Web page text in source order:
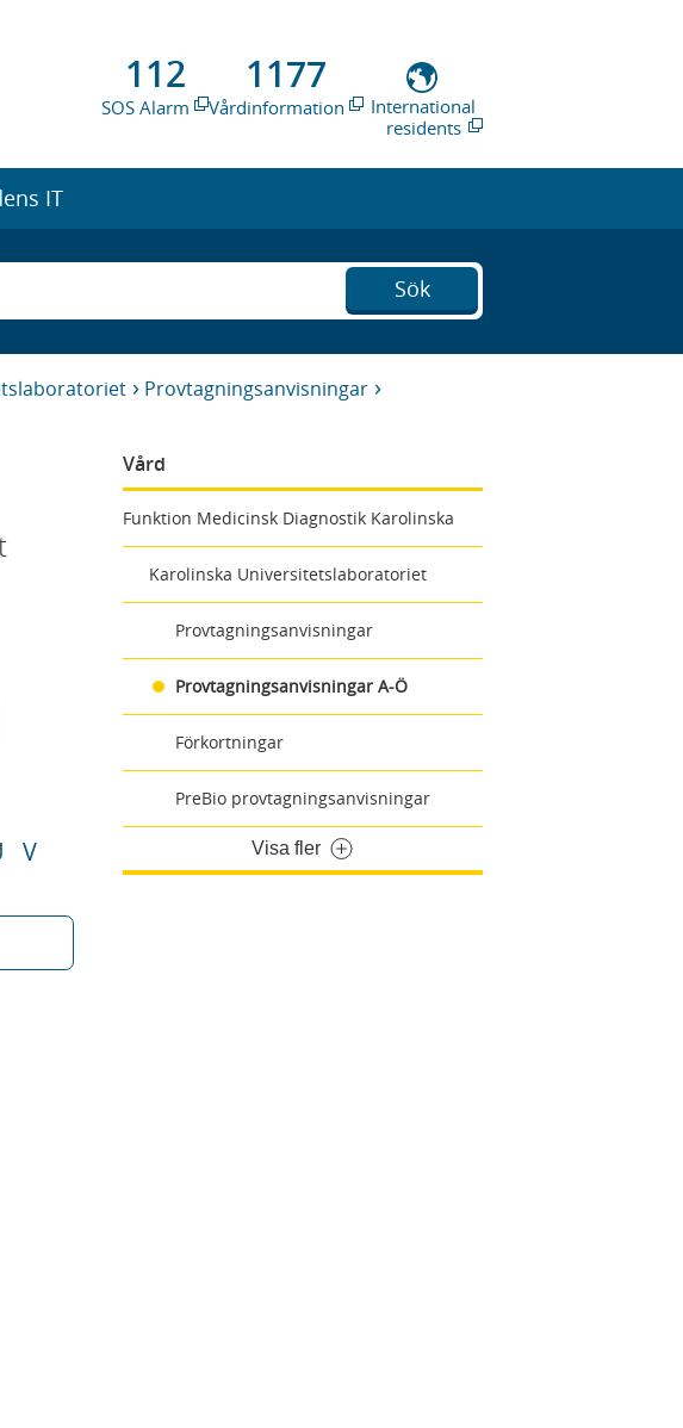
112
SOS Alarm
1177
Vårdinformation
International
residents
IT
Sök
Provtagningsanvisningar
Vård
Funktion Medicinsk Diagnostik Karolinska
Karolinska Universitetslaboratoriet
Provtagningsanvisningar
Provtagningsanvisningar A-Ö
Förkortningar
PreBio provtagningsanvisningar
Visa fler
V